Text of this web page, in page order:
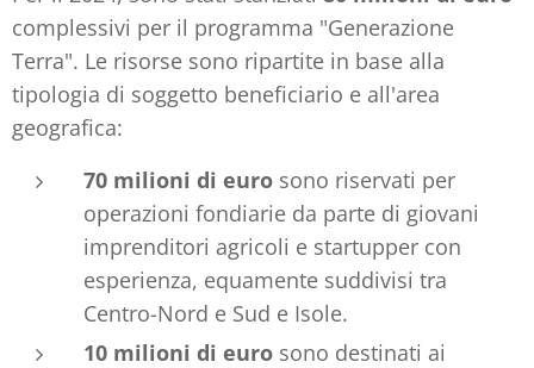
complessivi per il programma "Generazione
Terra". Le risorse sono ripartite in base alla
tipologia di soggetto beneficiario e all'area
geografica:
70 milioni di euro sono riservati per
operazioni fondiarie da parte di giovani
imprenditori agricoli e startupper con
esperienza, equamente suddivisi tra
Centro-Nord e Sud e Isole.
10 milioni di euro sono destinati ai